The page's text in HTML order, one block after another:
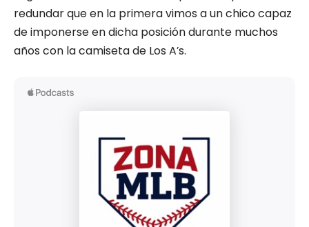
redundar que en la primera vimos a un chico capaz
de imponerse en dicha posición durante muchos
años con la camiseta de Los A’s.